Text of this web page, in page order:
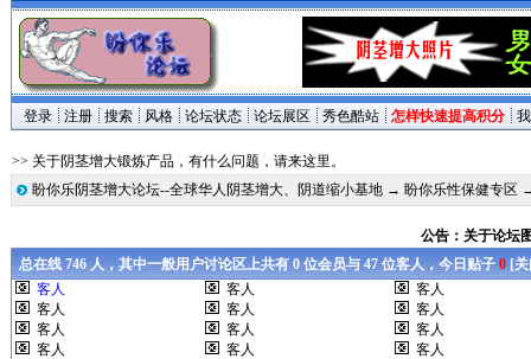
登录 注册 搜索 风格 论坛状态 论坛展区 秀色酷站 怎样快速提高积分
>> 关于阴茎增大锻炼产品，有什么问题，请来这里。
盼你乐阴茎增大论坛--全球华人阴茎增大、阴道缩小基地→ 盼你乐性保健专区
公告：关于论坛
总在线 746 人，其中一般用户讨论区上共有 0 位会员与 47 位客人，今日贴子0[关
客人
客人
客人
客人
客人
客人
客人
客人
客人
客人
客人
客人